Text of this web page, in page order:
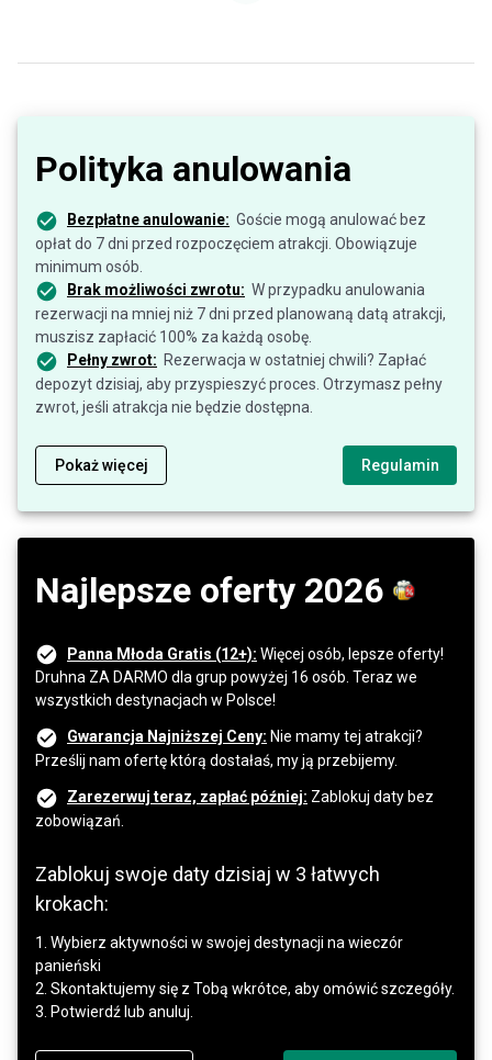
Polityka anulowania
Bezpłatne anulowanie: Goście mogą anulować bez
opłat do 7 dni przed rozpoczęciem atrakcji. Obowiązuje
minimum osób.
Brak możliwości zwrotu: W przypadku anulowania
rezerwacji na mniej niż 7 dni przed planowaną datą atrakcji,
muszisz zapłacić 100% za każdą osobę.
Pełny zwrot: Rezerwacja w ostatniej chwili? Zapłać
depozyt dzisiaj, aby przyspieszyć proces. Otrzymasz pełny
zwrot, jeśli atrakcja nie będzie dostępna.
Pokaż więcej Regulamin
Najlepsze oferty 2026
Panna Młoda Gratis (12+): Więcej osób, lepsze oferty!
Druhna ZA DARMO dla grup powyżej 16 osób. Teraz we
wszystkich destynacjach w Polsce!
Gwarancja Najniższej Ceny: Nie mamy tej atrakcji?
Prześlij nam ofertę którą dostałaś, my ją przebijemy.
Zarezerwuj teraz, zapłać później: Zablokuj daty bez
zobowiązań.
Zablokuj swoje daty dzisiaj w 3 łatwych
krokach:
1. Wybierz aktywności w swojej destynacji na wieczór
panieński
2. Skontaktujemy się z Tobą wkrótce, aby omówić szczegóły.
3. Potwierdź lub anuluj.